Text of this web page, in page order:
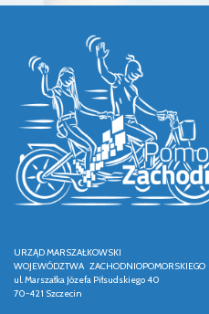
URZĄD MARSZAŁKOWSKI
WOJEWÓDZTWA ZACHODNIOPOMORSKIEGO
ul. Marszałka Józefa Piłsudskiego 40
70-421 Szczecin